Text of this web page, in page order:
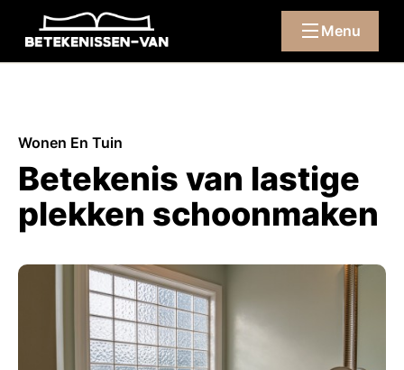
Menu
Wonen En Tuin
Betekenis van lastige
plekken schoonmaken